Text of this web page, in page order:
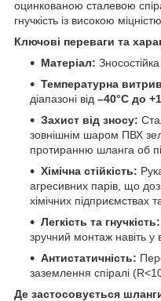
оцинкованою сталевою
гнучкість із високою міцністю.
Ключові переваги та
Матеріал:
Температурна
діапазоні від –40°С до
Захист від зносу:
зовнішнім шаром ПВХ
протиранню шланга об
Хімічна стійкість:
агресивних парів, що
хімічних підприємствах
Легкість та гнучкість:
зручний монтаж навіть у
Антистатичність:
заземлення спіралі
Де застосовується